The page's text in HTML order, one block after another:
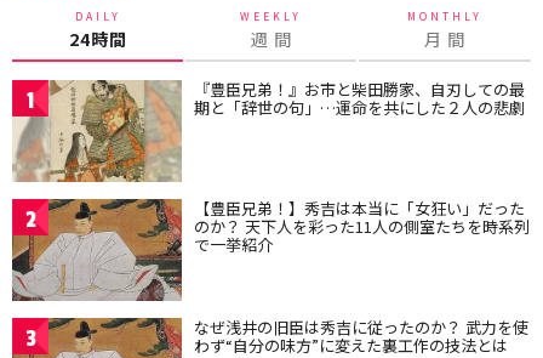
DAILY
24時間
WEEKLY
週 間
MONTHLY
月 間
1 『豊臣兄弟！』お市と柴田勝家、自刃しての最
期と「辞世の句」…運命を共にした２人の悲劇
2 【豊臣兄弟！】秀吉は本当に「女狂い」だった
のか？ 天下人を彩った11人の側室たちを時系列
で一挙紹介
3 なぜ浅井の旧臣は秀吉に従ったのか？ 武力を使
わず“自分の味方”に変えた裏工作の技法とは